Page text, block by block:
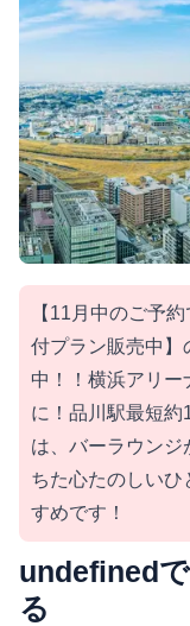
【11月中のご予
付プラン販売中】
中！！横浜アリー
に！品川駅最短約
は、バーラウンジ
ちた心たのしいひ
すめです！
undefined
る